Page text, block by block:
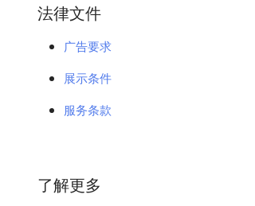
法律文件
广告要求
展示条件
服务条款
了解更多